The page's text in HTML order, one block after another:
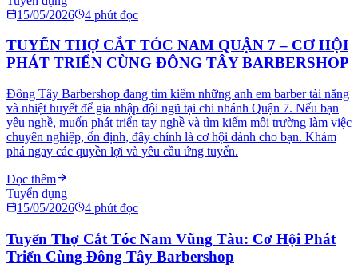
15/05/2026
4 phút đọc
TUYỂN THỢ CẮT TÓC NAM QUẬN 7 – CƠ HỘI
PHÁT TRIỂN CÙNG ĐÔNG TÂY BARBERSHOP
Đông Tây Barbershop đang tìm kiếm những anh em barber tài năng
và nhiệt huyết để gia nhập đội ngũ tại chi nhánh Quận 7. Nếu bạn
yêu nghề, muốn phát triển tay nghề và tìm kiếm môi trường làm việc
chuyên nghiệp, ổn định, đây chính là cơ hội dành cho bạn. Khám
phá ngay các quyền lợi và yêu cầu ứng tuyển.
Đọc thêm
Tuyển dụng
15/05/2026
4 phút đọc
Tuyển Thợ Cắt Tóc Nam Vũng Tàu: Cơ Hội Phát
Triển Cùng Đông Tây Barbershop